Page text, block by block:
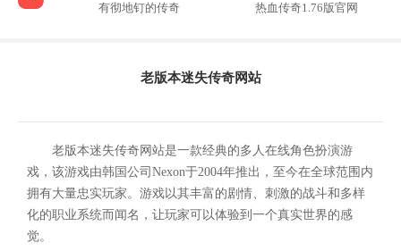
有彻地钉的传奇 热血传奇1.76版官网
老版本迷失传奇网站
老版本迷失传奇网站是一款经典的多人在线角色扮演游
戏，该游戏由韩国公司Nexon于2004年推出，至今在全球范围内
拥有大量忠实玩家。游戏以其丰富的剧情、刺激的战斗和多样
化的职业系统而闻名，让玩家可以体验到一个真实世界的感
觉。